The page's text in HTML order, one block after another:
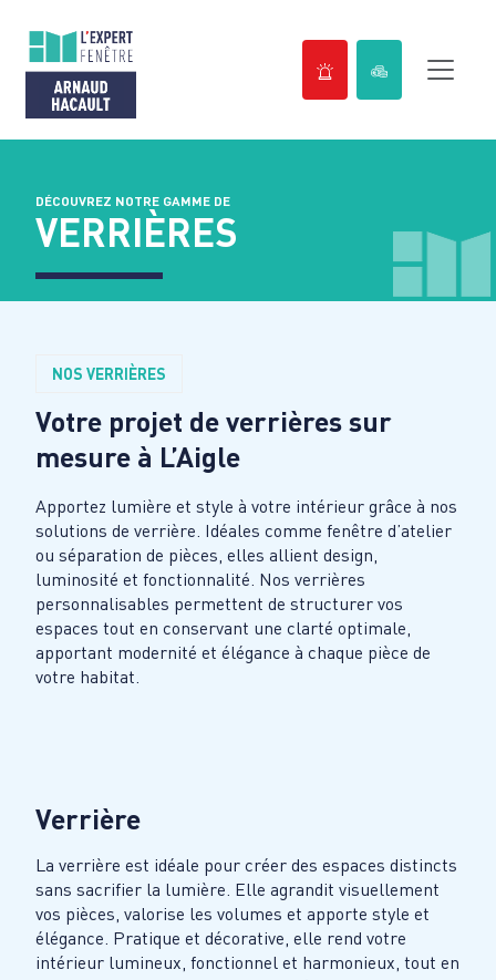
contenuDÉCOUVREZ NOTRE GAMME DE
VERRIÈRES
NOS VERRIÈRES
Votre projet de verrières sur
mesure à L’Aigle
Apportez lumière et style à votre intérieur grâce à nos
solutions de verrière. Idéales comme fenêtre d’atelier
ou séparation de pièces, elles allient design,
luminosité et fonctionnalité. Nos verrières
personnalisables permettent de structurer vos
espaces tout en conservant une clarté optimale,
apportant modernité et élégance à chaque pièce de
votre habitat.
Verrière
La verrière est idéale pour créer des espaces distincts
sans sacrifier la lumière. Elle agrandit visuellement
vos pièces, valorise les volumes et apporte style et
élégance. Pratique et décorative, elle rend votre
intérieur lumineux, fonctionnel et harmonieux, tout en